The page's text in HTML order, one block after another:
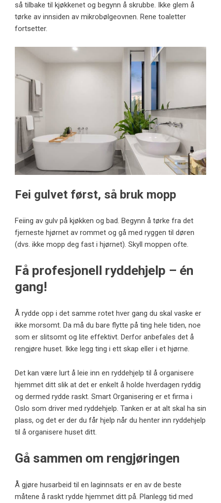
så tilbake til kjøkkenet og begynn å skrubbe. Ikke glem å
tørke av innsiden av mikrobølgeovnen. Rene toaletter
fortsetter.
Fei gulvet først, så bruk mopp
Feiing av gulv på kjøkken og bad. Begynn å tørke fra det
fjerneste hjørnet av rommet og gå med ryggen til døren
(dvs. ikke mopp deg fast i hjørnet). Skyll moppen ofte.
Få profesjonell ryddehjelp – én
gang!
Å rydde opp i det samme rotet hver gang du skal vaske er
ikke morsomt. Da må du bare flytte på ting hele tiden, noe
som er slitsomt og lite effektivt. Derfor anbefales det å
rengjøre huset. Ikke legg ting i ett skap eller i et hjørne.
Det kan være lurt å leie inn en ryddehjelp til å organisere
hjemmet ditt slik at det er enkelt å holde hverdagen ryddig
og dermed rydde raskt. Smart Organisering er et firma i
Oslo som driver med ryddehjelp . Tanken er at alt skal ha sin
plass, og det er der du får hjelp når du henter inn ryddehjelp
til å organisere huset ditt.
Gå sammen om rengjøringen
Å gjøre husarbeid til en laginnsats er en av de beste
måtene å raskt rydde hjemmet ditt på. Planlegg tid med